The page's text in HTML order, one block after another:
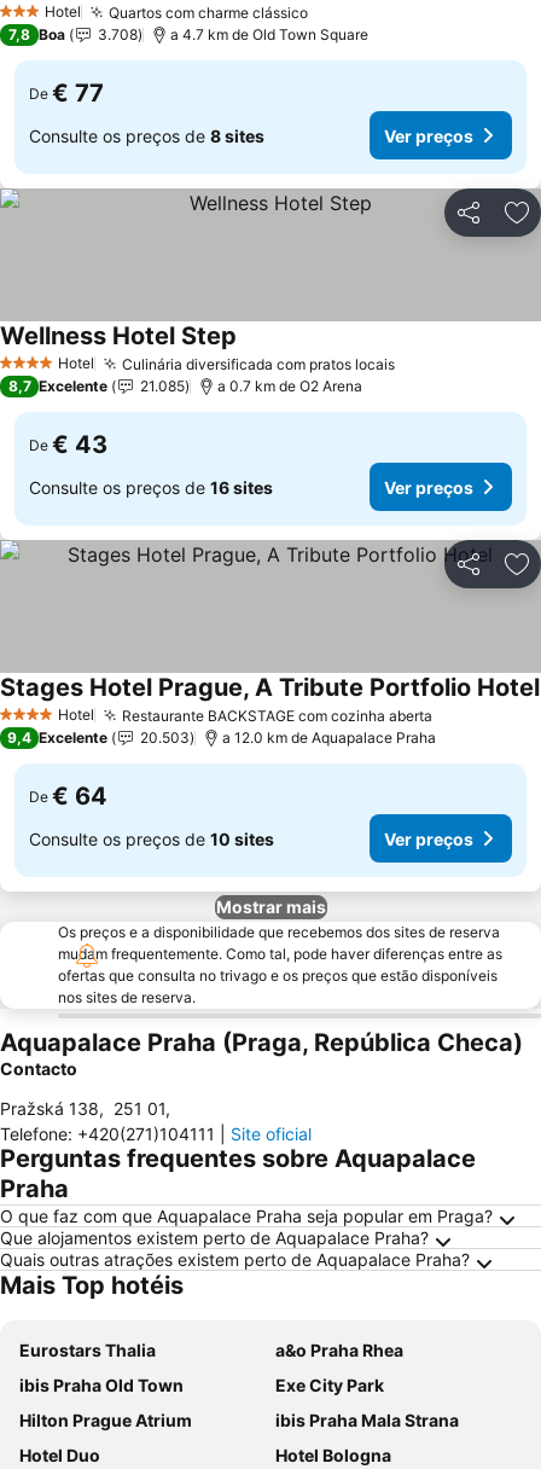
3 EstrelasHotel Quartos com charme clássico
7,8 Boa 3.708 a 4.7 km de Old Town Square
De € 77
Consulte os preços de 8 sites Ver preços
Partilhar
4 EstrelasHotel Culinária diversificada com pratos locais
Wellness Hotel Step
8,7 Excelente 21.085 a 0.7 km de O2 Arena
De € 43
Consulte os preços de 16 sites Ver preços
Partilhar
4 EstrelasHotel Restaurante BACKSTAGE com cozinha aberta
Stages Hotel Prague, A Tribute Portfolio Hotel
9,4 Excelente 20.503 a 12.0 km de Aquapalace Praha
De € 64
Consulte os preços de 10 sites Ver preços
Mostrar mais
Os preços e a disponibilidade que recebemos dos sites de reserva
mudam frequentemente. Como tal, pode haver diferenças entre as
ofertas que consulta no trivago e os preços que estão disponíveis
nos sites de reserva.
Aquapalace Praha (Praga, República Checa)
Contacto
Pražská 138, 251 01,
Telefone: +420(271)104111 Site oficial
Perguntas frequentes sobre Aquapalace
Praha
O que faz com que Aquapalace Praha seja popular em Praga?
Que alojamentos existem perto de Aquapalace Praha?
Quais outras atrações existem perto de Aquapalace Praha?
Mais Top hotéis
Eurostars Thalia
a&o Praha Rhea
ibis Praha Old Town
Exe City Park
Hilton Prague Atrium
ibis Praha Mala Strana
Hotel Duo
Hotel Bologna